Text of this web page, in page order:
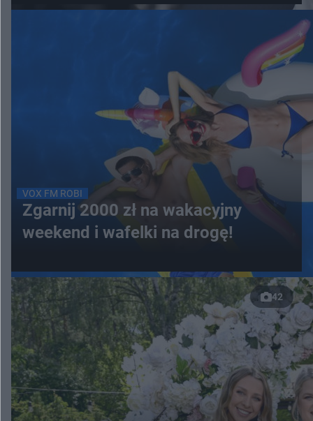
VOX FM ROBI
Zgarnij 2000 zł na wakacyjny
weekend i wafelki na drogę!
42